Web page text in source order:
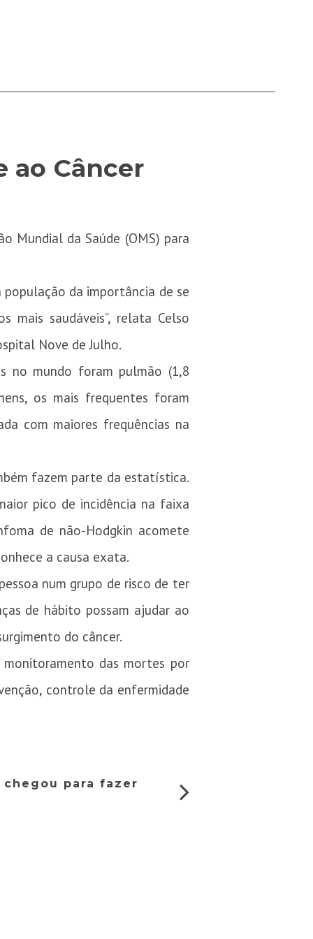
ao Câncer
Mundial da Saúde (OMS) para
população da importância de se
mais saudáveis”, relata Celso
Nove de Julho.
no mundo foram pulmão (1,8
os mais frequentes foram
com maiores frequências na
fazem parte da estatística.
pico de incidência na faixa
de não-Hodgkin acomete
a causa exata.
num grupo de risco de ter
de hábito possam ajudar ao
do câncer.
das mortes por
controle da enfermidade
chegou para fazer